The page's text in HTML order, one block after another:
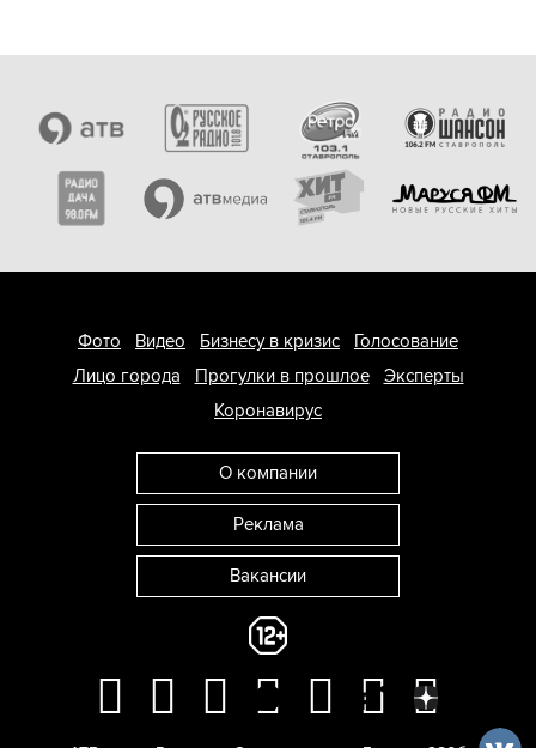
Фото Видео Бизнесу в кризис
Голосование
Лицо города
Прогулки в прошлое
Эксперты
Коронавирус
О компании
Реклама
Вакансии